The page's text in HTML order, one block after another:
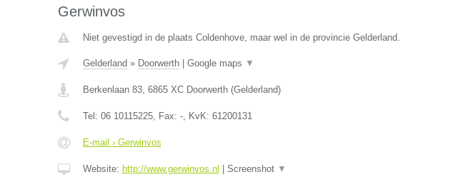
Gerwinvos
Niet gevestigd in de plaats Coldenhove, maar wel in de provincie Gelderland.
Gelderland » Doorwerth| Google maps ▼
Berkenlaan 83, 6865 XC Doorwerth(Gelderland)
Tel: 06 10115225, Fax: -, KvK: 61200131
E-mail › Gerwinvos
Website: http://www.gerwinvos.nl Screenshot ▼